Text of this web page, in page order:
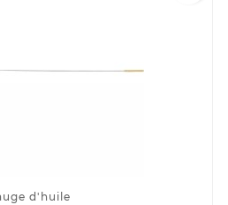
d'huile